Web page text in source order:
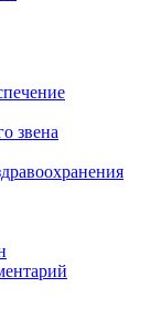
звена